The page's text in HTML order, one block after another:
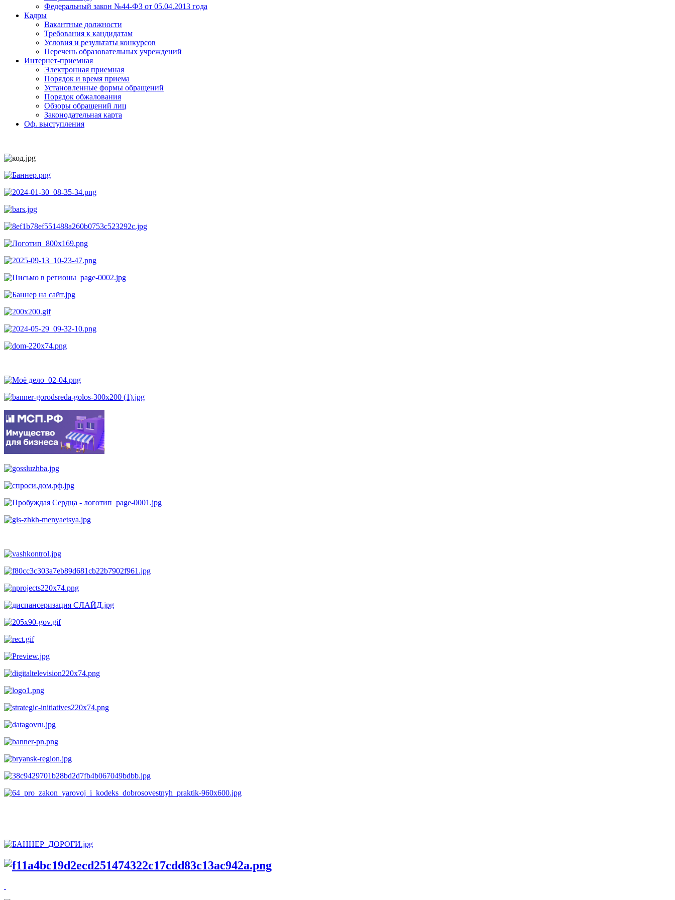
Федеральный закон №44-ФЗ от 05.04.2013 года
Кадры
Вакантные должности
Требования к кандидатам
Условия и результаты конкурсов
Перечень образовательных учреждений
Интернет-приемная
Электронная приемная
Порядок и время приема
Установленные формы обращений
Порядок обжалования
Обзоры обращений лиц
Законодательная карта
Оф. выступления